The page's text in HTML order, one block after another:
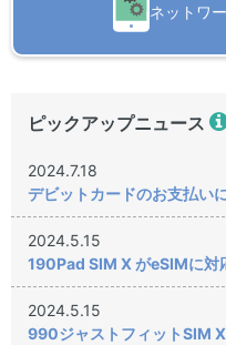
ネットワ
ピックアップニュース
2024.7.18
デビットカードのお支払い
2024.5.15
190Pad SIM X がeSIMに対
2024.5.15
990ジャストフィットSIM